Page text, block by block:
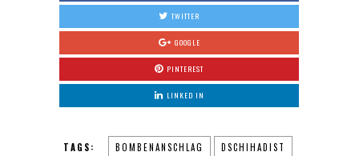
TWITTER
GOOGLE
PINTEREST
LINKED IN
TAGS: BOMBENANSCHLAG DSCHIHADIST